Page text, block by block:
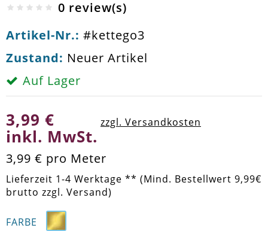
0 review(s)
Artikel-Nr.: #kettego3
Zustand: Neuer Artikel
Auf Lager
3,99 €
inkl. MwSt.
zzgl. Versandkosten
3,99 € pro Meter
Lieferzeit 1-4 Werktage ** (Mind. Bestellwert 9,99€
brutto zzgl. Versand)
FARBE